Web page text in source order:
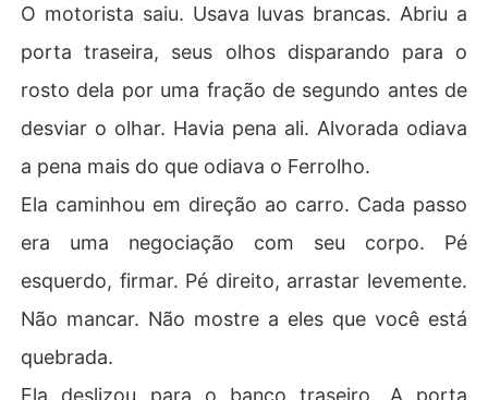
O motorista saiu. Usava luvas brancas. Abriu a
porta traseira, seus olhos disparando para o
rosto dela por uma fração de segundo antes de
desviar o olhar. Havia pena ali. Alvorada odiava
a pena mais do que odiava o Ferrolho.
Ela caminhou em direção ao carro. Cada passo
era uma negociação com seu corpo. Pé
esquerdo, firmar. Pé direito, arrastar levemente.
Não mancar. Não mostre a eles que você está
quebrada.
Ela deslizou para o banco traseiro. A porta